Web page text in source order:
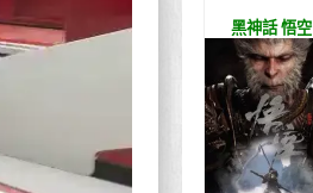
黑神話 悟空